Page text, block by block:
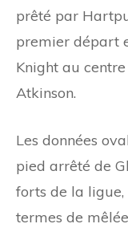
prêté par
premier départ
Knight au
Atkinson.
Les données
pied arrêté de
forts de la
termes de